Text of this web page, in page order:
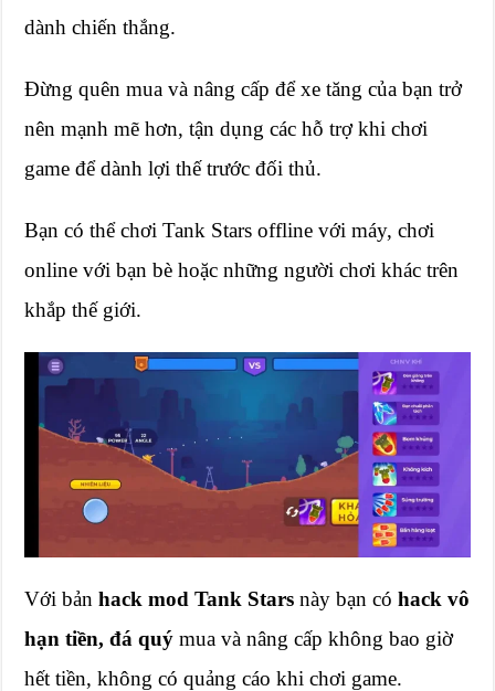
dành chiến thắng.
Đừng quên mua và nâng cấp để xe tăng của bạn trở
nên mạnh mẽ hơn, tận dụng các hỗ trợ khi chơi
game để dành lợi thế trước đối thủ.
Bạn có thể chơi Tank Stars offline với máy, chơi
online với bạn bè hoặc những người chơi khác trên
khắp thế giới.
Với bảnhack mod Tank Stars này bạn cóhack vô
hạn tiền, đá quý mua và nâng cấp không bao giờ
hết tiền, không có quảng cáo khi chơi game.